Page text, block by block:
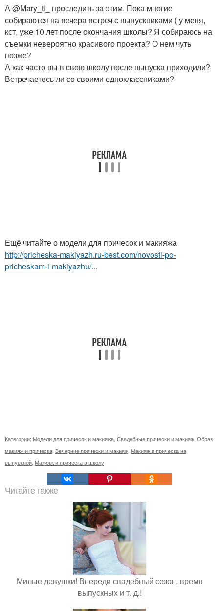
А @Mary_ti_ проследить за этим. Пока многие
собираются на вечера встреч с выпускниками ( у меня,
кст, уже 10 лет после окончания школы? Я собираюсь на
съемки невероятно красивого проекта? О нем чуть
позже?
А как часто вы в свою школу после выпуска приходили?
Встречаетесь ли со своими одноклассниками?
Ещё читайте о модели для причесок и макияжа
http://pricheska-makiyazh.ru-best.com/novosti-po-
pricheskam-i-makiyazhu/...
Категории: Модели для причесок и макияжа Свадебные прически и макияж Образ
макияж и прическа Вечерние прически и макияж Макияж и прическа на
выпускной Макияж и прическа в школу
Читайте также
Милые девушки! Впереди свадебный сезон, время
выпускных и т. д.!